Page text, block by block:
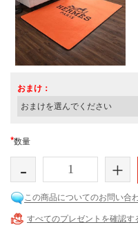
おまけ：
*数量
- +
この商品についてのお問い合
すべてのプレゼントを確認す